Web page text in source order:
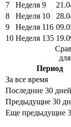
7
Неделя 9
8
Неделя 10
9
Неделя 116
10 Неделя 135
для
Период
За все время
Последние 30 дней
Предыдущие 30
Еще предыдущие